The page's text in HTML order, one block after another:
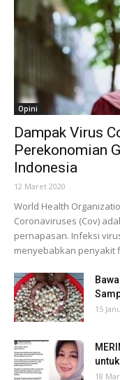
Opini
Dampak Virus
Perekonomian
Indonesia
12 Maret 2020
World Health
Coronaviruses (Cov)
pernapasan. Infeksi
menyebabkan penyakit
15
18